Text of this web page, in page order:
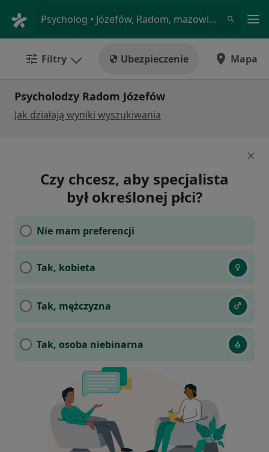
Psycholog • Józefów, Radom, mazowieckie
Filtry Ubezpieczenie Mapa
Psycholodzy Radom Józefów
Jak działają wyniki wyszukiwania
Czy chcesz, aby specjalista
był określonej płci?
Nie mam preferencji
Tak, kobieta
Tak, mężczyzna
Tak, osoba niebinarna